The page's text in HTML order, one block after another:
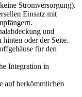
Stromversorgung).
Einsatz mit
und
oder der Seite.
für den
Integration in
auf herkömmlichen